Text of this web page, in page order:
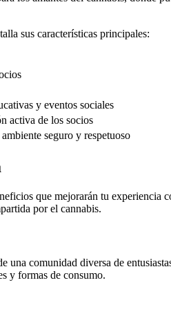
sus características principales:
y eventos sociales
activa de los socios
seguro y respetuoso
que mejorarán tu experiencia
por el cannabis.
comunidad diversa de
y formas de consumo.